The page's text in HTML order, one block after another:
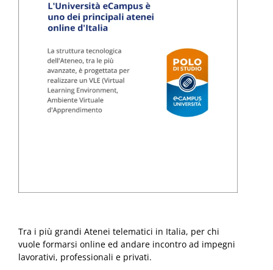
Tra i più grandi Atenei telematici in Italia, per chi
vuole formarsi online ed andare incontro ad impegni
lavorativi, professionali e privati.